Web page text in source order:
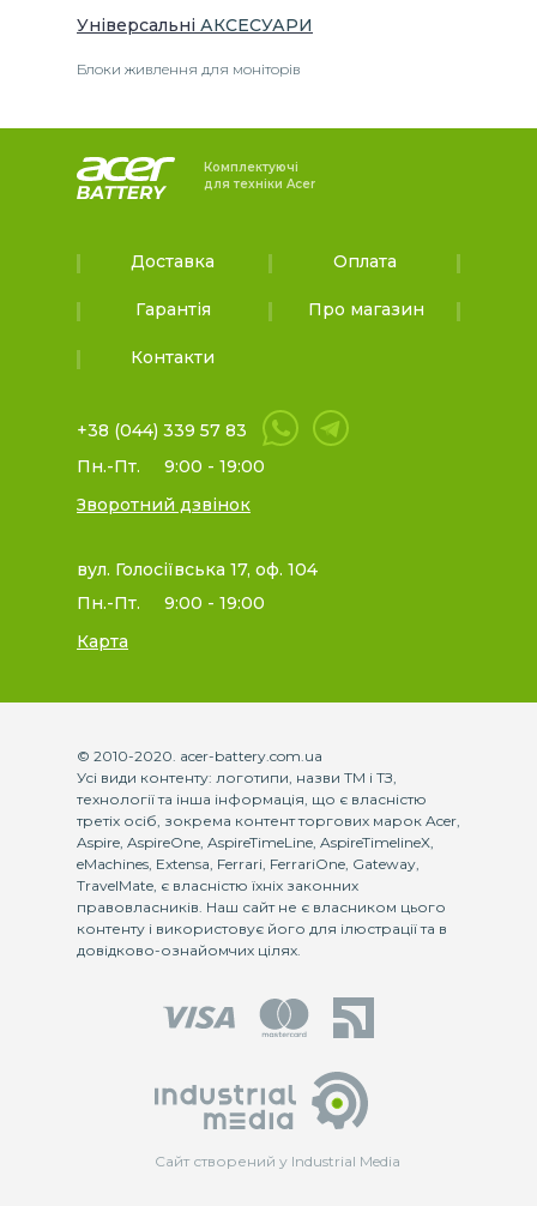
Універсальні АКСЕСУАРИ
Блоки живлення для моніторів
Комплектуючі
для техніки Acer
Доставка Оплата
Гарантія Про магазин
Контакти
+38 (044) 339 57 83
Пн.-Пт.
9:00 - 19:00
Зворотний дзвінок
вул. Голосіївська 17, оф. 104
Пн.-Пт.
9:00 - 19:00
Карта
© 2010-2020. acer-battery.com.ua
Усі види контенту: логотипи, назви ТМ і ТЗ,
технології та інша інформація, що є власністю
третіх осіб, зокрема контент торгових марок Acer,
Aspire, AspireOne, AspireTimeLine, AspireTimelineX,
eMachines, Extensa, Ferrari, FerrariOne, Gateway,
TravelMate, є власністю їхніх законних
правовласників. Наш сайт не є власником цього
контенту і використовує його для ілюстрації та в
довідково-ознайомчих цілях.
Сайт створений у Industrial Media